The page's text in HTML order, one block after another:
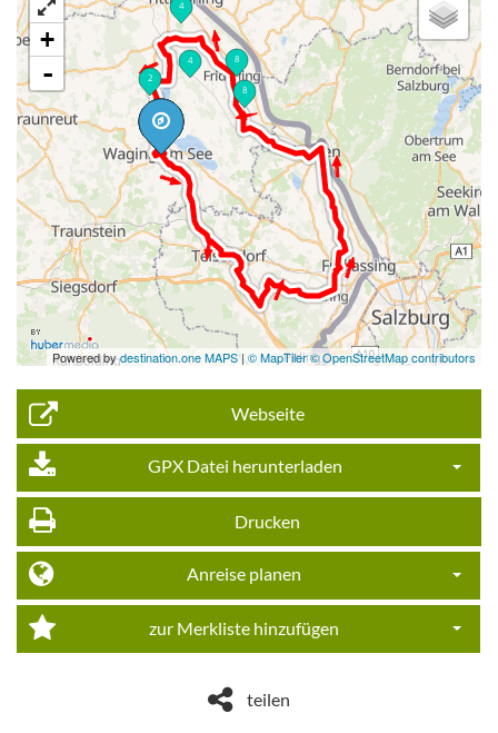
Taching - Waging am See.
powered by
32
8
8
2
4 8
4
+
-
Powered bydestination.one MAPS| © MapTiler © OpenStreetMap contributors
Webseite
GPX Datei herunterladen
Drucken
Anreise planen
zur Merkliste hinzufügen
teilen